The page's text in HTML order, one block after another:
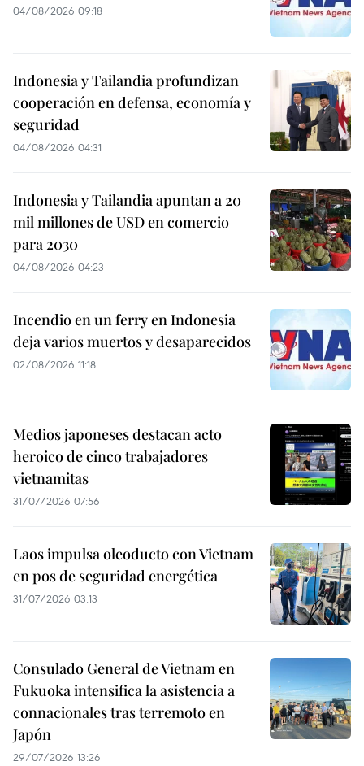
04/08/2026 09:18
Indonesia y Tailandia profundizan
cooperación en defensa, economía y
seguridad
04/08/2026 04:31
Indonesia y Tailandia apuntan a 20
mil millones de USD en comercio
para 2030
04/08/2026 04:23
Incendio en un ferry en Indonesia
deja varios muertos y desaparecidos
02/08/2026 11:18
Medios japoneses destacan acto
heroico de cinco trabajadores
vietnamitas
31/07/2026 07:56
Laos impulsa oleoducto con Vietnam
en pos de seguridad energética
31/07/2026 03:13
Consulado General de Vietnam en
Fukuoka intensifica la asistencia a
connacionales tras terremoto en
Japón
29/07/2026 13:26